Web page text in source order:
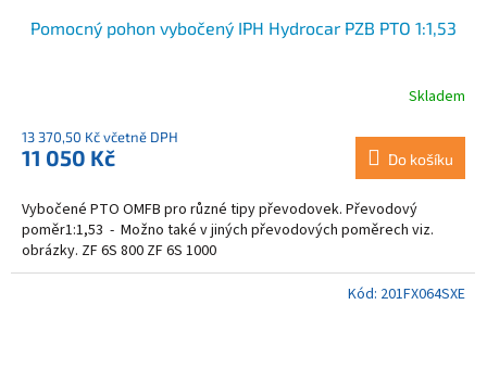
Pomocný pohon vybočený IPH Hydrocar PZB PTO 1:1,53
Skladem
13 370,50 Kč včetně DPH
11 050 Kč Do košíku
Vybočené PTO OMFB pro různé tipy převodovek. Převodový
poměr1:1,53 - Možno také v jiných převodových poměrech viz.
obrázky. ZF 6S 800 ZF 6S 1000
Kód: 201FX064SXE